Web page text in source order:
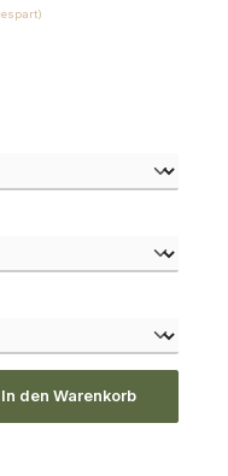
In den Warenkorb